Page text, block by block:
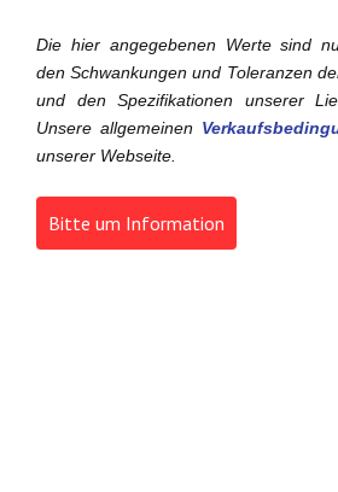
Die hier angegebenen Werte sind
den Schwankungen und Toleranzen
und den Spezifikationen unserer
Unsere allgemeinen
unserer Webseite.
Bitte um Information